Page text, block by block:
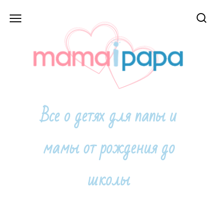
Все о детях для папы и
мамы от рождения до
школы